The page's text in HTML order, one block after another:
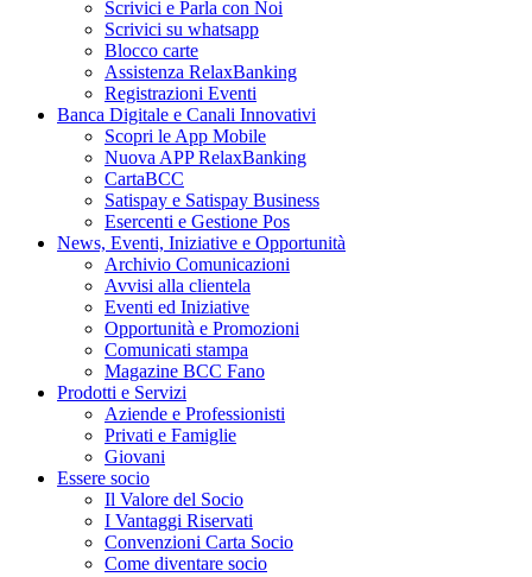
Scrivici e Parla con Noi
Scrivici su whatsapp
Blocco carte
Assistenza RelaxBanking
Registrazioni Eventi
Banca Digitale e Canali Innovativi
Scopri le App Mobile
Nuova APP RelaxBanking
CartaBCC
Satispay e Satispay Business
Esercenti e Gestione Pos
News, Eventi, Iniziative e Opportunità
Archivio Comunicazioni
Avvisi alla clientela
Eventi ed Iniziative
Opportunità e Promozioni
Comunicati stampa
Magazine BCC Fano
Prodotti e Servizi
Aziende e Professionisti
Privati e Famiglie
Giovani
Essere socio
Il Valore del Socio
I Vantaggi Riservati
Convenzioni Carta Socio
Come diventare socio